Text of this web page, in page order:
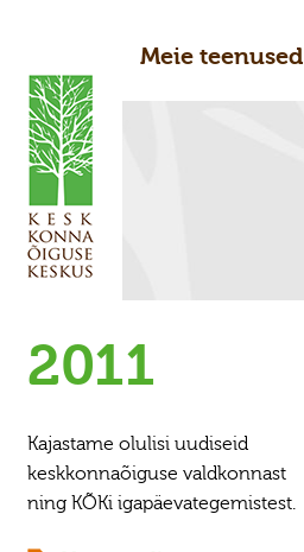
Meie teenused
2011
Kajastame olulisi uudiseid
keskkonnaõiguse valdkonnast
ning KÕKi igapäevategemistest.